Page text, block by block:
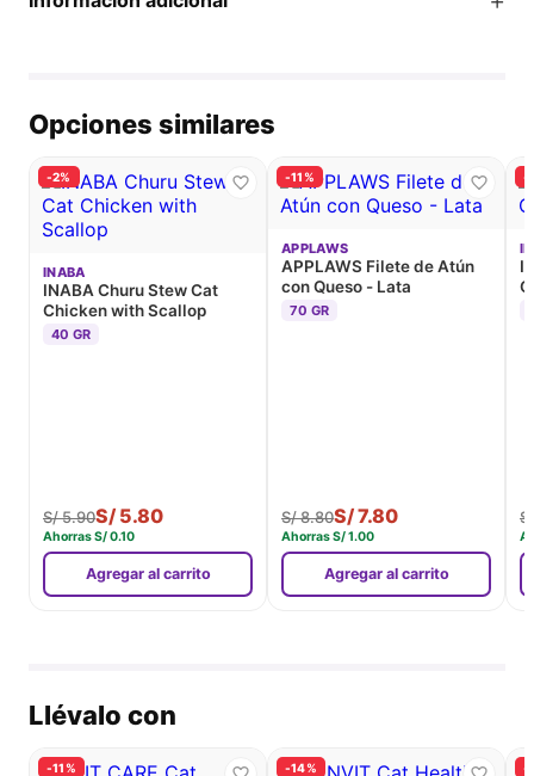
Opciones similares
-2%
INABA
INABA Churu Stew Cat
Chicken with Scallop
40 GR
S/5.90S/ 5.80
AhorrasS/0.10
Agregar al carrito
-11%
APPLAWS
APPLAWS Filete de Atún
con Queso - Lata
70 GR
S/8.80S/7.80
AhorrasS/1.00
Agregar al carrito
-
S/
Llévalo con
-11% -14% -